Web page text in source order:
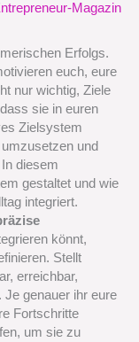
Magazin
Erfolgs.
euch, eure
nur wichtig, Ziele
sie in euren
Zielsystem
und
diesem
gestaltet und wie
integriert.
könnt,
Stellt
erreichbar,
Je genauer ihr eure
Fortschritte
um sie zu